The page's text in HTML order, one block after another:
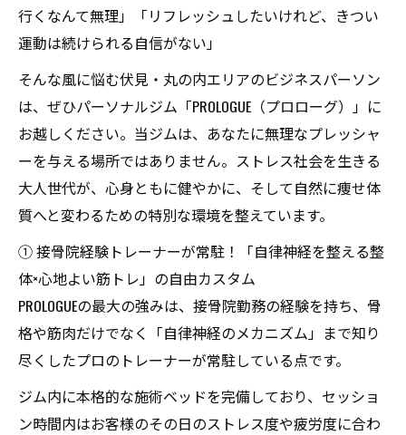
行くなんて無理」「リフレッシュしたいけれど、きつい
運動は続けられる自信がない」
そんな風に悩む伏見・丸の内エリアのビジネスパーソン
は、ぜひパーソナルジム「PROLOGUE（プロローグ）」に
お越しください。当ジムは、あなたに無理なプレッシャ
ーを与える場所ではありません。ストレス社会を生きる
大人世代が、心身ともに健やかに、そして自然に痩せ体
質へと変わるための特別な環境を整えています。
① 接骨院経験トレーナーが常駐！「自律神経を整える整
体×心地よい筋トレ」の自由カスタム
PROLOGUEの最大の強みは、接骨院勤務の経験を持ち、骨
格や筋肉だけでなく「自律神経のメカニズム」まで知り
尽くしたプロのトレーナーが常駐している点です。
ジム内に本格的な施術ベッドを完備しており、セッショ
ン時間内はお客様のその日のストレス度や疲労度に合わ